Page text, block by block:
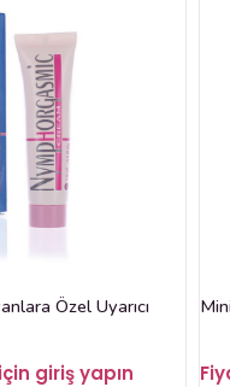
Özel Uyarıcı
giriş yapın